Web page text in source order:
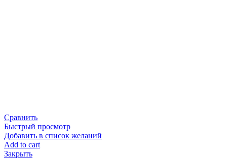
Сравнить
Быстрый просмотр
Добавить в список желаний
Add to cart
Закрыть